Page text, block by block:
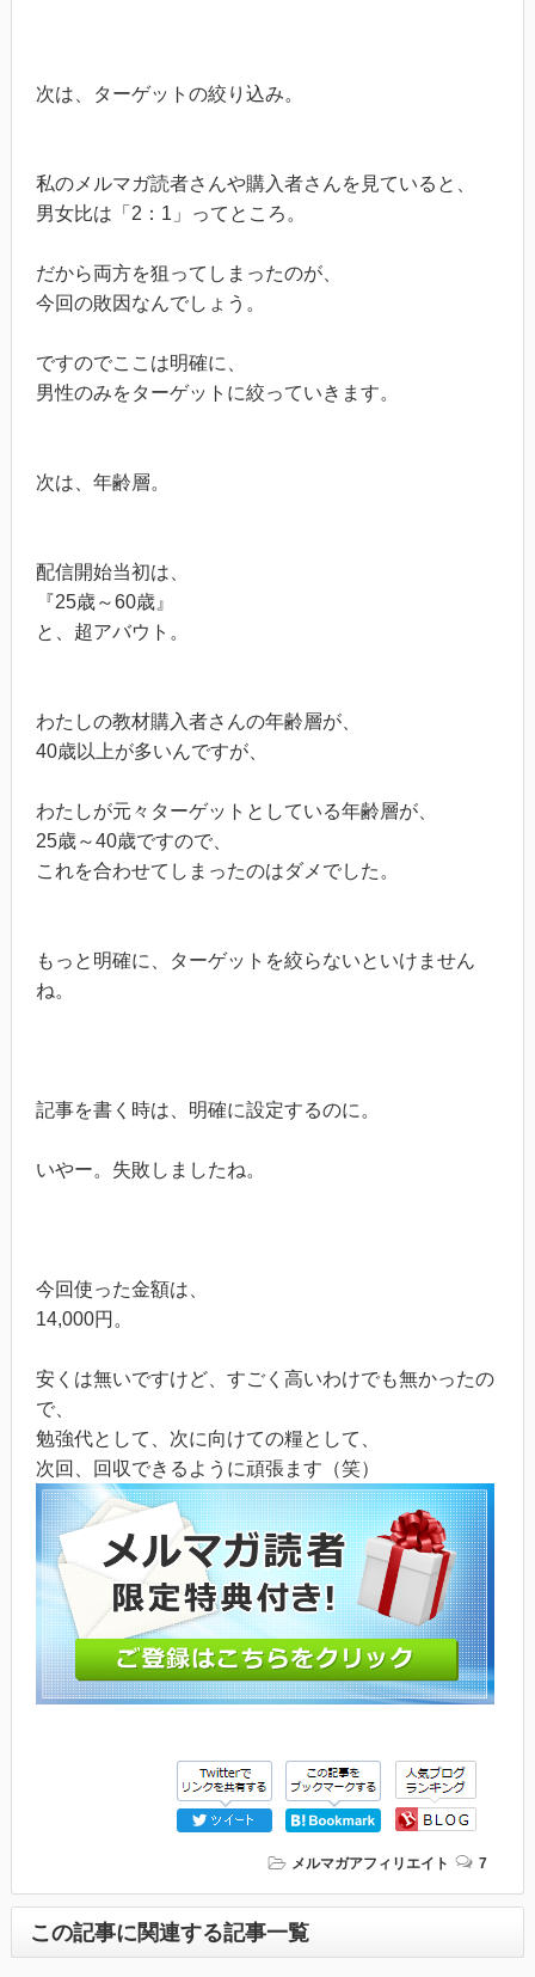
次は、ターゲットの絞り込み。
私のメルマガ読者さんや購入者さんを見ていると、
男女比は「2：1」ってところ。
だから両方を狙ってしまったのが、
今回の敗因なんでしょう。
ですのでここは明確に、
男性のみをターゲットに絞っていきます。
次は、年齢層。
配信開始当初は、
『25歳～60歳』
と、超アバウト。
わたしの教材購入者さんの年齢層が、
40歳以上が多いんですが、
わたしが元々ターゲットとしている年齢層が、
25歳～40歳ですので、
これを合わせてしまったのはダメでした。
もっと明確に、ターゲットを絞らないといけません
ね。
記事を書く時は、明確に設定するのに。
いやー。失敗しましたね。
今回使った金額は、
14,000円。
安くは無いですけど、すごく高いわけでも無かったの
で、
勉強代として、次に向けての糧として、
次回、回収できるように頑張ます（笑）
メルマガアフィリエイト 7
この記事に関連する記事一覧